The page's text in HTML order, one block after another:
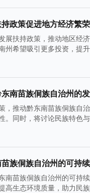
政策促进地方经济繁荣
展扶持政策，推动地区经
州希望吸引更多投资，提
南苗族侗族自治州的
，推动黔东南苗族侗族自
。同时，将讨论民族特色
族侗族自治州的可持
南苗族侗族自治州的可持
高生态环境质量，助力民